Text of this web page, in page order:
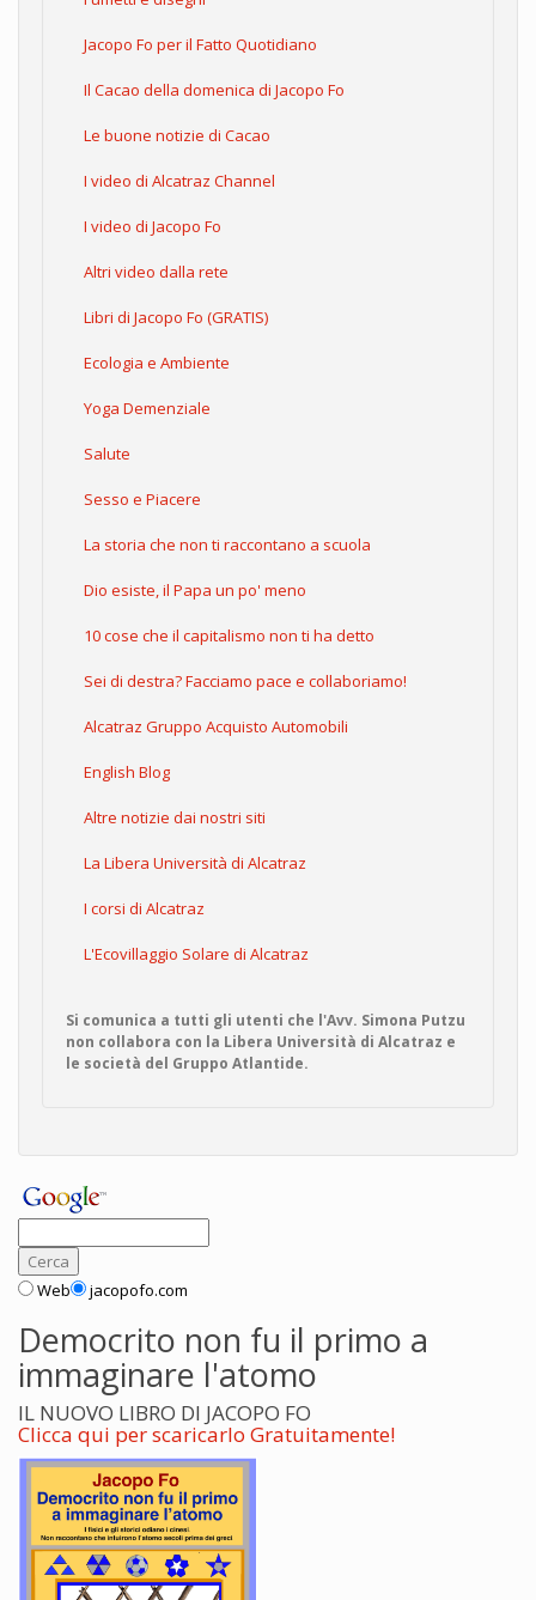
Jacopo Fo per il Fatto Quotidiano
Il Cacao della domenica di Jacopo Fo
Le buone notizie di Cacao
I video di Alcatraz Channel
I video di Jacopo Fo
Altri video dalla rete
Libri di Jacopo Fo (GRATIS)
Ecologia e Ambiente
Yoga Demenziale
Salute
Sesso e Piacere
La storia che non ti raccontano a scuola
Dio esiste, il Papa un po' meno
10 cose che il capitalismo non ti ha detto
Sei di destra? Facciamo pace e collaboriamo!
Alcatraz Gruppo Acquisto Automobili
English Blog
Altre notizie dai nostri siti
La Libera Università di Alcatraz
I corsi di Alcatraz
L'Ecovillaggio Solare di Alcatraz
Si comunica a tutti gli utenti che l'Avv. Simona Putzu
non collabora con la Libera Università di Alcatraz e
le società del Gruppo Atlantide.
Web jacopofo.com
Democrito non fu il primo a
immaginare l'atomo
IL NUOVO LIBRO DI JACOPO FO
Clicca qui per scaricarlo Gratuitamente!